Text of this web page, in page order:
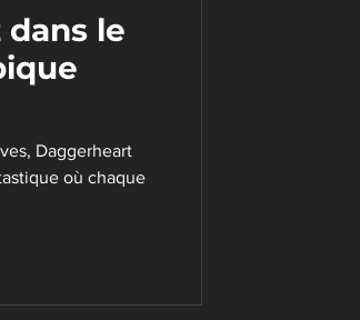
le
Daggerheart
où chaque